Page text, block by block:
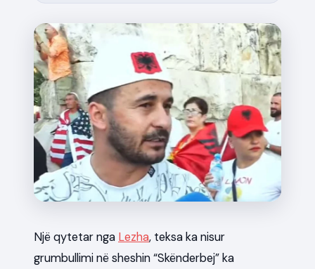
Një qytetar nga Lezha, teksa ka nisur
grumbullimi në sheshin “Skënderbej” ka